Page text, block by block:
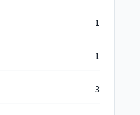
1
1
3